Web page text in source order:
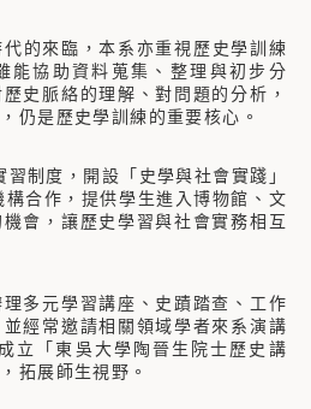
的來臨，本系亦重視歷史學訓練
能協助資料蒐集、整理與初步分
史脈絡的理解、對問題的分析，
仍是歷史學訓練的重要核心。
制度，開設「史學與社會實踐」
合作，提供學生進入博物館、文
會，讓歷史學習與社會實務相互
多元學習講座、史蹟踏查、工作
經常邀請相關領域學者來系演講
立「東吳大學陶晉生院士歷史講
拓展師生視野。